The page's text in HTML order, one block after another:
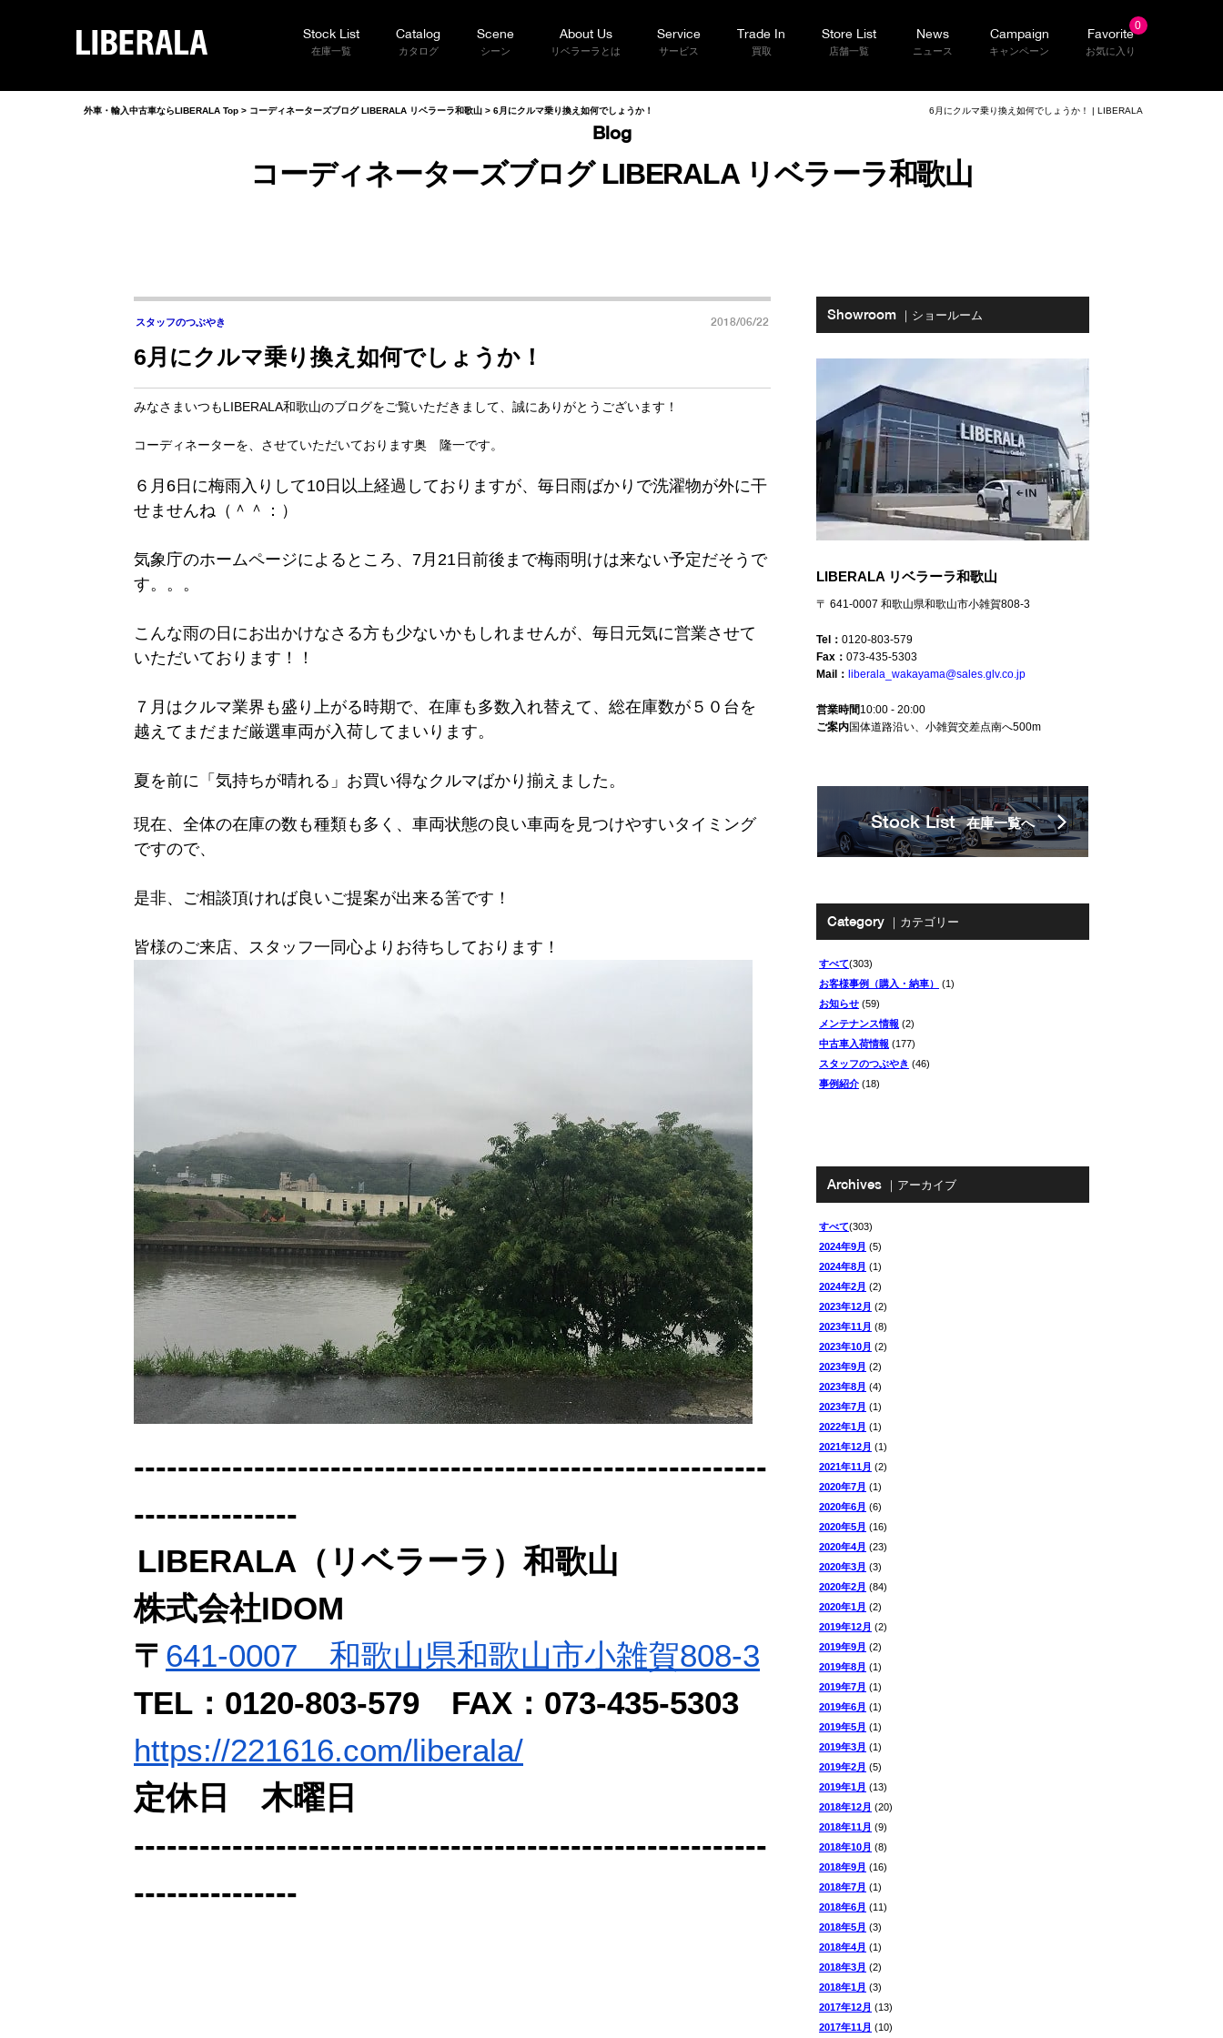
LIBERALA
Stock List
在庫一覧
Catalog
カタログ
Scene
シーン
About Us
リベラーラとは
Service
サービス
Trade In
買取
Store List
店舗一覧
News
ニュース
Campaign
キャンペーン
Favorite
0
お気に入り
6月にクルマ乗り換え如何でしょうか！ | LIBERALA
Blog
コーディネーターズブログ LIBERALA リベラーラ和歌山
外車・輸入中古車ならLIBERALA Top > コーディネーターズブログ LIBERALA リベラーラ和歌山 > 6月にクルマ乗り換え如何でしょうか！
スタッフのつぶやき 2018/06/22
6月にクルマ乗り換え如何でしょうか！
みなさまいつもLIBERALA和歌山のブログをご覧いただきまして、誠にありがとうございます！
コーディネーターを、させていただいております奥 隆一です。
６月6日に梅雨入りして10日以上経過しておりますが、毎日雨ばかりで洗濯物が外に干
せませんね（＾＾：）
気象庁のホームページによるところ、7月21日前後まで梅雨明けは来ない予定だそうで
す。。。
こんな雨の日にお出かけなさる方も少ないかもしれませんが、毎日元気に営業させて
いただいております！！
７月はクルマ業界も盛り上がる時期で、 在庫も多数入れ替えて、総在庫数が５０台を
越えてまだまだ厳選車両が入荷してまいります。
夏を前に「気持ちが晴れる」お買い得なクルマばかり揃えました。
現在、全体の在庫の数も種類も多く、車両状態の良い車両を見つけやすいタイミング
ですので、
是非、ご相談頂ければ良いご提案が出来る筈です！
皆様のご来店、スタッフ一同心よりお待ちしております！
----------------------------------------------------------
---------------
LIBERALA（リベラーラ）和歌山
株式会社IDOM
〒 641-0007 和歌山県和歌山市小雑賀808-3
TEL：0120-803-579 FAX：073-435-5303
https://221616.com/liberala/
定休日 木曜日
----------------------------------------------------------
---------------
Showroom ｜ショールーム
LIBERALA リベラーラ和歌山
〒 641-0007 和歌山県和歌山市小雑賀808-3
Tel： 0120-803-579
Fax： 073-435-5303
Mail： liberala_wakayama@sales.glv.co.jp
営業時間10:00 - 20:00
ご案内国体道路沿い、小雑賀交差点南へ500m
Stock List 在庫一覧へ
Category ｜カテゴリー
すべて(303)
お客様事例（購入・納車）
(1)
お知らせ (59)
メンテナンス情報 (2)
中古車入荷情報 (177)
スタッフのつぶやき (46)
事例紹介 (18)
Archives ｜アーカイブ
すべて(303)
2024年9月 (5)
2024年8月 (1)
2024年2月 (2)
2023年12月 (2)
2023年11月 (8)
2023年10月 (2)
2023年9月 (2)
2023年8月 (4)
2023年7月 (1)
2022年1月 (1)
2021年12月 (1)
2021年11月 (2)
2020年7月 (1)
2020年6月 (6)
2020年5月 (16)
2020年4月 (23)
2020年3月 (3)
2020年2月 (84)
2020年1月 (2)
2019年12月 (2)
2019年9月 (2)
2019年8月 (1)
2019年7月 (1)
2019年6月 (1)
2019年5月 (1)
2019年3月 (1)
2019年2月 (5)
2019年1月 (13)
2018年12月 (20)
2018年11月 (9)
2018年10月 (8)
2018年9月 (16)
2018年7月 (1)
2018年6月 (11)
2018年5月 (3)
2018年4月 (1)
2018年3月 (2)
2018年1月 (3)
2017年12月 (13)
2017年11月 (10)